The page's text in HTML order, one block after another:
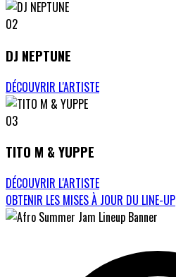
02
DJ NEPTUNE
DÉCOUVRIR L'ARTISTE
03
TITO M & YUPPE
DÉCOUVRIR L'ARTISTE
OBTENIR LES MISES À JOUR DU LINE-UP